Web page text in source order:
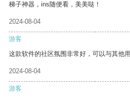
梯子神器，ins随便看，美美哒！
2024-08-04
游客
这款软件的社区氛围非常好，可以与其他
2024-08-04
游客